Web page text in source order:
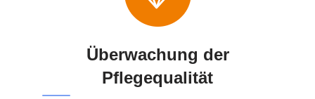
Überwachung der
Pflegequalität